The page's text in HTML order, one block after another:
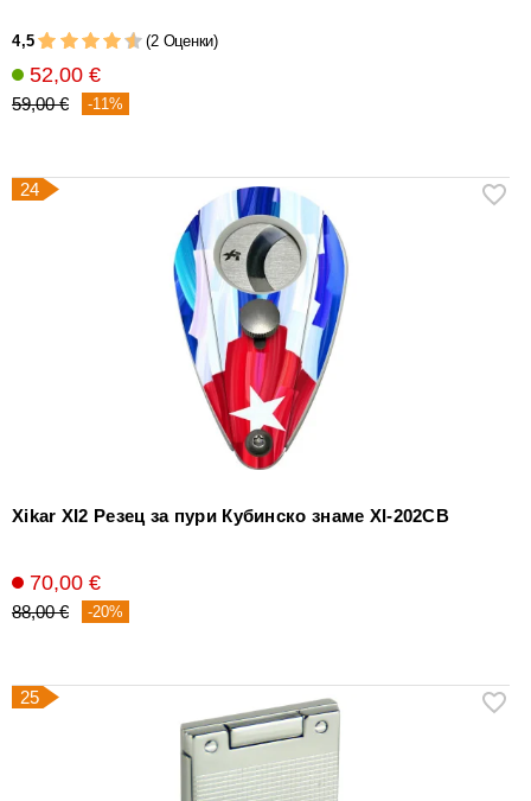
4,5 (2 Оценки)
52,00 €
59,00 € -11%
24
Xikar XI2 Резец за пури Кубинско знаме Xl-202CB
70,00 €
88,00 € -20%
25